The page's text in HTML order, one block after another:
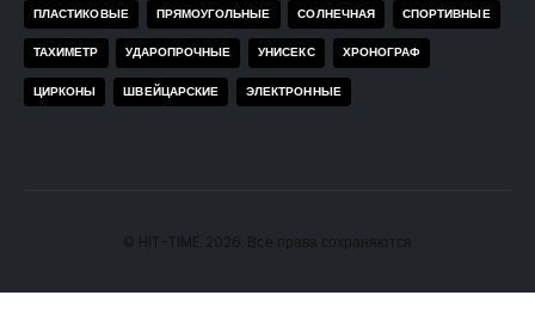
ПЛАСТИКОВЫЕ ПРЯМОУГОЛЬНЫЕ СОЛНЕЧНАЯ СПОРТИВНЫЕ
ТАХИМЕТР УДАРОПРОЧНЫЕ УНИСЕКС ХРОНОГРАФ
ЦИРКОНЫ ШВЕЙЦАРСКИЕ ЭЛЕКТРОННЫЕ
© HIT-TIME. 2026. Все права сохраняются